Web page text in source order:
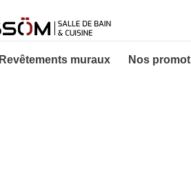
Revêtements muraux Nos